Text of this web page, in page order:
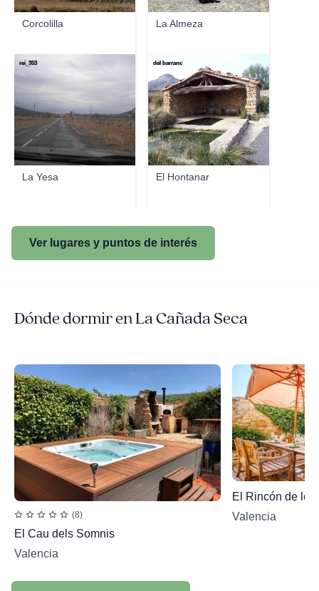
Corcolilla La Almeza
La Yesa
rei_353
El Hontanar
del barranc
Ver lugares y puntos de interés
Dónde dormir en La Cañada Seca
(8)
El Cau dels Somnis
Valencia
El Rincón de los
Valencia